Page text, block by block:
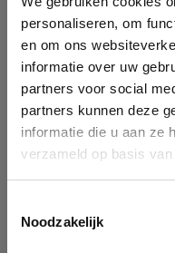
personaliseren, om
en om ons
informatie over uw
partners voor social
partners kunnen deze
informatie die u aan ze
verzameld op basis
Noodzakelijk
Company
Identification
Please fill in your
You can search a company
enterprise ID. When a
form. If you don't find your
service.
See details
Ok